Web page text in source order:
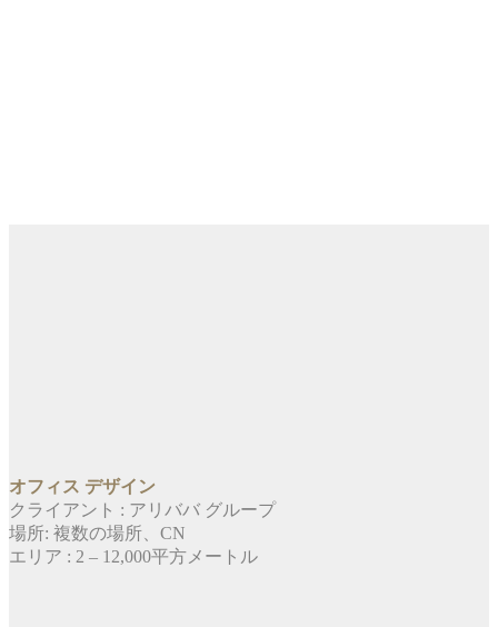
オフィス デザイン
クライアント : アリババ グループ
場所: 複数の場所、CN
エリア : 2 – 12,000平方メートル